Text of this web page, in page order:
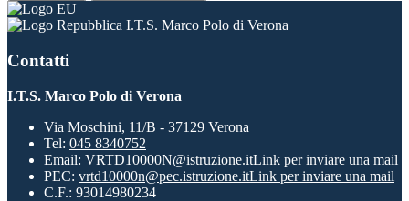
I.T.S. Marco Polo di Verona
Contatti
I.T.S. Marco Polo di Verona
Via Moschini, 11/B - 37129 Verona
Tel: 045 8340752
Email: VRTD10000N@istruzione.itLink per inviare una mail
PEC: vrtd10000n@pec.istruzione.itLink per inviare una mail
C.F.: 93014980234